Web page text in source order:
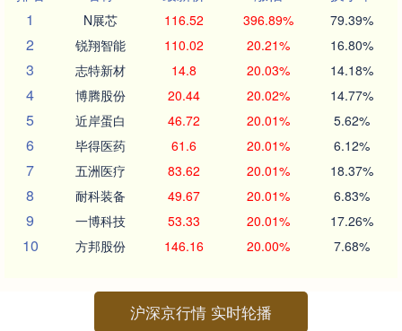
1
N展芯 116.52 396.89% 79.39%
2 锐翔智能 110.02 20.21% 16.80%
3 志特新材 14.8 20.03% 14.18%
4 博腾股份 20.44 20.02% 14.77%
5 近岸蛋白 46.72 20.01% 5.62%
6 毕得医药 61.6 20.01% 6.12%
7 五洲医疗 83.62 20.01% 18.37%
8 耐科装备 49.67 20.01% 6.83%
9 一博科技 53.33 20.01% 17.26%
10 方邦股份 146.16 20.00% 7.68%
沪深京行情 实时轮播